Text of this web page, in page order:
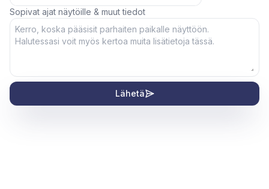
Sopivat ajat näytöille & muut tiedot
Lähetä